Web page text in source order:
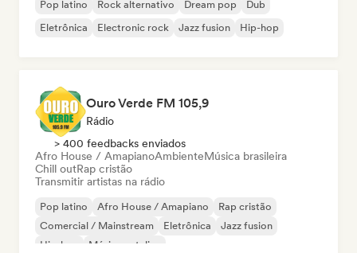
Pop latino Rock alternativo Dream pop
Dub
Eletrônica
Electronic rock Jazz fusion Hip-hop
Ouro Verde FM 105,9
Rádio
> 400 feedbacks enviados
Afro House / AmapianoAmbienteMúsica brasileira
Chill outRap cristão
Transmitir artistas na rádio
Pop latino Afro House / Amapiano
Rap cristão
Comercial / Mainstream
Eletrônica
Jazz fusion
Hip-hop
Música natalina